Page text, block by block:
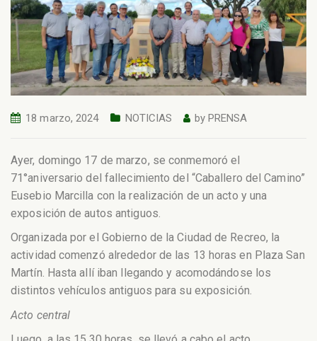
18 marzo, 2024 NOTICIAS by PRENSA
Ayer, domingo 17 de marzo, se conmemoró el
71°aniversario del fallecimiento del “Caballero del Camino”
Eusebio Marcilla con la realización de un acto y una
exposición de autos antiguos.
Organizada por el Gobierno de la Ciudad de Recreo, la
actividad comenzó alrededor de las 13 horas en Plaza San
Martín. Hasta allí iban llegando y acomodándose los
distintos vehículos antiguos para su exposición.
Acto central